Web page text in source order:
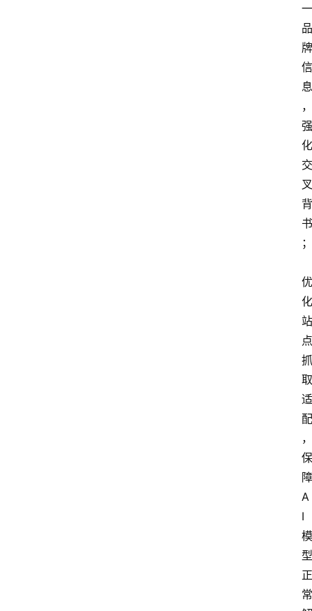
一
品
牌
信
息
，
强
化
交
叉
背
书
；
优
化
站
点
抓
取
适
配
，
保
障
A
I
模
型
正
常